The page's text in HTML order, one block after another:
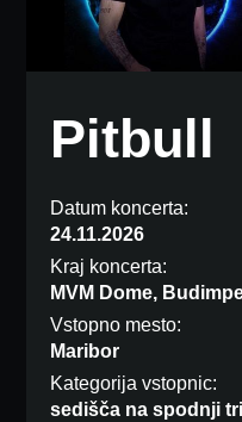
Pitbull
Datum koncerta:
24.11.2026
Kraj koncerta:
MVM Dome,
Vstopno mesto:
Maribor
Kategorija vstopnic:
sedišča na spodnji